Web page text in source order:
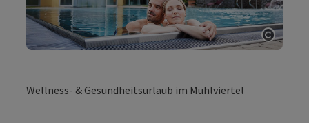
Wellness- & Gesundheitsurlaub im Mühlviertel